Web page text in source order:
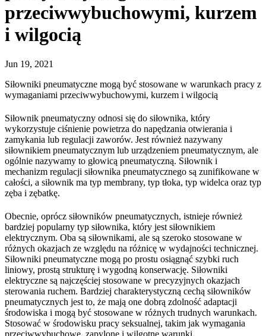
przeciwwybuchowymi, kurzem
i wilgocią
Jun 19, 2021
Siłowniki pneumatyczne mogą być stosowane w warunkach pracy z
wymaganiami przeciwwybuchowymi, kurzem i wilgocią
Siłownik pneumatyczny odnosi się do siłownika, który
wykorzystuje ciśnienie powietrza do napędzania otwierania i
zamykania lub regulacji zaworów. Jest również nazywany
siłownikiem pneumatycznym lub urządzeniem pneumatycznym, ale
ogólnie nazywamy to głowicą pneumatyczną. Siłownik i
mechanizm regulacji siłownika pneumatycznego są zunifikowane w
całości, a siłownik ma typ membrany, typ tłoka, typ widelca oraz typ
zęba i zębatkę.
Obecnie, oprócz siłowników pneumatycznych, istnieje również
bardziej popularny typ siłownika, który jest siłownikiem
elektrycznym. Oba są siłownikami, ale są szeroko stosowane w
różnych okazjach ze względu na różnicę w wydajności technicznej.
Siłowniki pneumatyczne mogą po prostu osiągnąć szybki ruch
liniowy, prostą strukturę i wygodną konserwację. Siłowniki
elektryczne są najczęściej stosowane w precyzyjnych okazjach
sterowania ruchem. Bardziej charakterystyczną cechą siłowników
pneumatycznych jest to, że mają one dobrą zdolność adaptacji
środowiska i mogą być stosowane w różnych trudnych warunkach.
Stosować w środowisku pracy seksualnej, takim jak wymagania
przeciwwybuchowe, zapylone i wilgotne warunki.